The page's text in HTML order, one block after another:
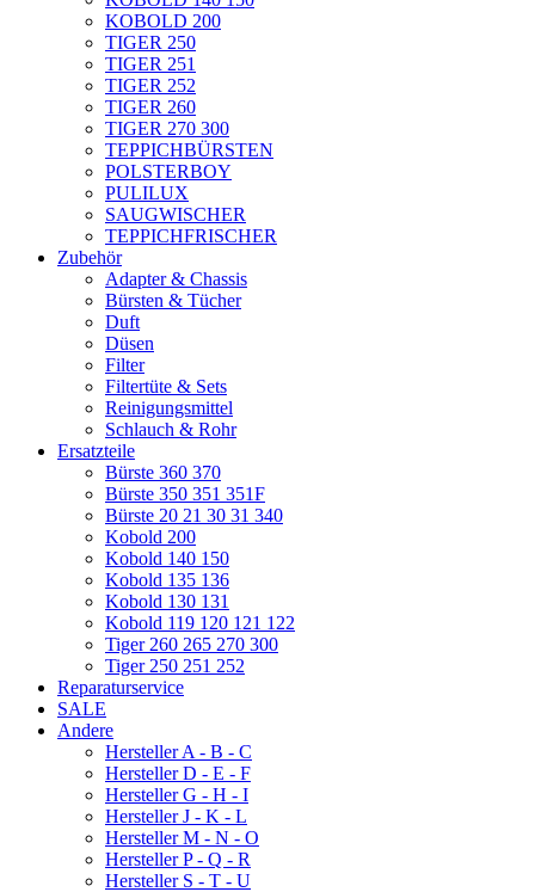
KOBOLD 200
TIGER 250
TIGER 251
TIGER 252
TIGER 260
TIGER 270 300
TEPPICHBÜRSTEN
POLSTERBOY
PULILUX
SAUGWISCHER
TEPPICHFRISCHER
Zubehör
Adapter & Chassis
Bürsten & Tücher
Duft
Düsen
Filter
Filtertüte & Sets
Reinigungsmittel
Schlauch & Rohr
Ersatzteile
Bürste 360 370
Bürste 350 351 351F
Bürste 20 21 30 31 340
Kobold 200
Kobold 140 150
Kobold 135 136
Kobold 130 131
Kobold 119 120 121 122
Tiger 260 265 270 300
Tiger 250 251 252
Reparaturservice
SALE
Andere
Hersteller A - B - C
Hersteller D - E - F
Hersteller G - H - I
Hersteller J - K - L
Hersteller M - N - O
Hersteller P - Q - R
Hersteller S - T - U